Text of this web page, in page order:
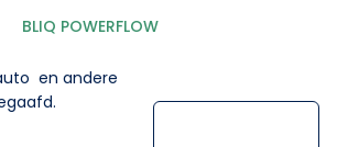
BLIQ POWERFLOW
en andere